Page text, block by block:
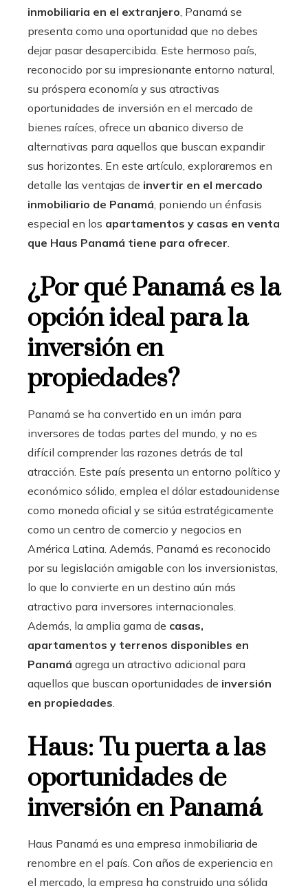
inmobiliaria en el extranjero , Panamá se
presenta como una oportunidad que no debes
dejar pasar desapercibida. Este hermoso país,
reconocido por su impresionante entorno natural,
su próspera economía y sus atractivas
oportunidades de inversión en el mercado de
bienes raíces, ofrece un abanico diverso de
alternativas para aquellos que buscan expandir
sus horizontes. En este artículo, exploraremos en
detalle las ventajas de invertir en el mercado
inmobiliario de Panamá , poniendo un énfasis
especial en los apartamentos y casas en venta
que Haus Panamá tiene para ofrecer
¿Por qué Panamá es la
opción ideal para la
inversión en
propiedades?
Panamá se ha convertido en un imán para
inversores de todas partes del mundo, y no es
difícil comprender las razones detrás de tal
atracción. Este país presenta un entorno político y
económico sólido, emplea el dólar estadounidense
como moneda oficial y se sitúa estratégicamente
como un centro de comercio y negocios en
América Latina. Además, Panamá es reconocido
por su legislación amigable con los inversionistas,
lo que lo convierte en un destino aún más
atractivo para inversores internacionales.
Además, la amplia gama de casas,
apartamentos y terrenos disponibles en
Panamá agrega un atractivo adicional para
aquellos que buscan oportunidades de inversión
en propiedades
Haus: Tu puerta a las
oportunidades de
inversión en Panamá
Haus Panamá es una empresa inmobiliaria de
renombre en el país. Con años de experiencia en
el mercado, la empresa ha construido una sólida